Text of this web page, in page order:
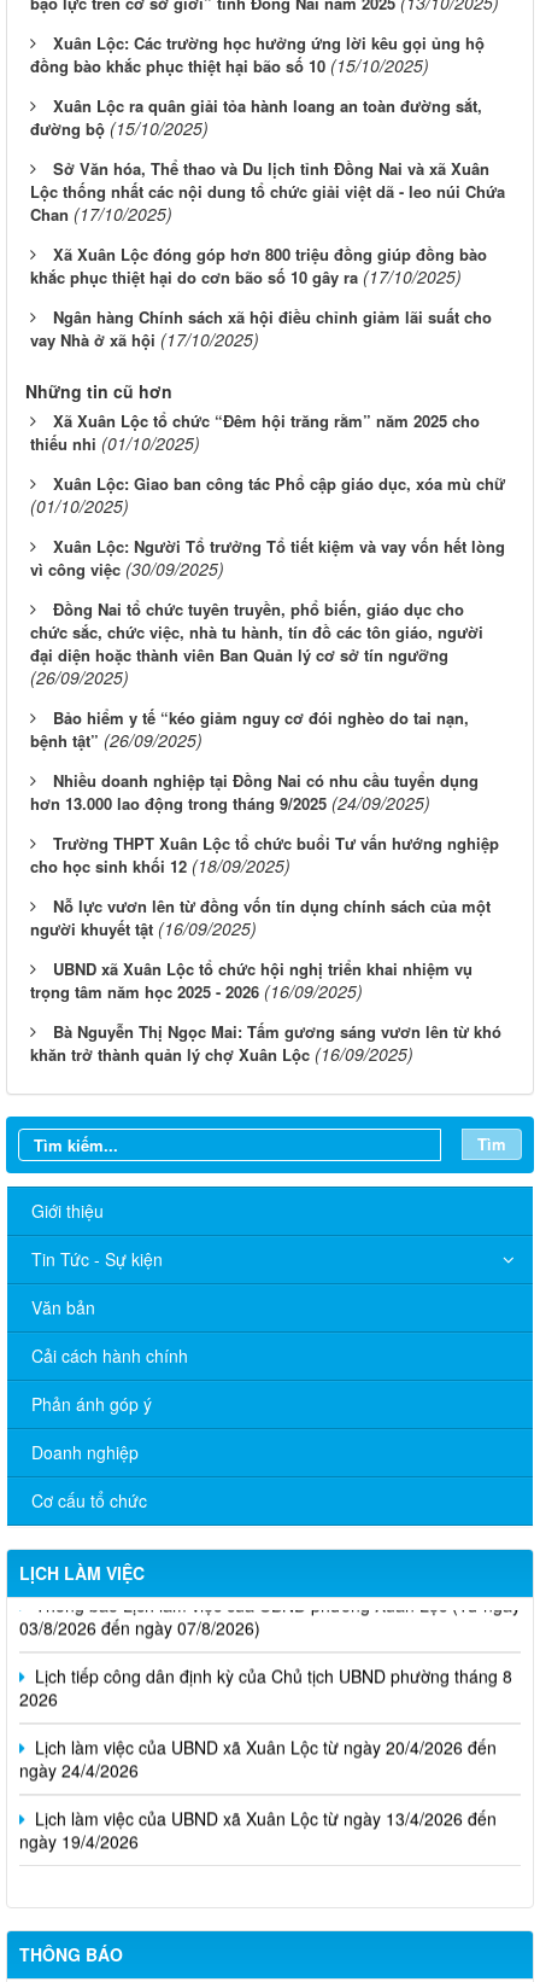
Xuân Lộc: Các trường học hưởng ứng lời kêu gọi ủng hộ
đồng bào khắc phục thiệt hại bão số 10 (15/10/2025)
Xuân Lộc ra quân giải tỏa hành loang an toàn đường sắt,
đường bộ (15/10/2025)
Sở Văn hóa, Thể thao và Du lịch tỉnh Đồng Nai và xã Xuân
Lộc thống nhất các nội dung tổ chức giải việt dã - leo núi Chứa
Chan (17/10/2025)
Xã Xuân Lộc đóng góp hơn 800 triệu đồng giúp đồng bào
khắc phục thiệt hại do cơn bão số 10 gây ra (17/10/2025)
Ngân hàng Chính sách xã hội điều chỉnh giảm lãi suất cho
vay Nhà ở xã hội (17/10/2025)
Những tin cũ hơn
Xã Xuân Lộc tổ chức “Đêm hội trăng rằm” năm 2025 cho
thiếu nhi (01/10/2025)
Xuân Lộc: Giao ban công tác Phổ cập giáo dục, xóa mù chữ
(01/10/2025)
Xuân Lộc: Người Tổ trưởng Tổ tiết kiệm và vay vốn hết lòng
vì công việc (30/09/2025)
Đồng Nai tổ chức tuyên truyền, phổ biến, giáo dục cho
chức sắc, chức việc, nhà tu hành, tín đồ các tôn giáo, người
đại diện hoặc thành viên Ban Quản lý cơ sở tín ngưỡng
(26/09/2025)
Bảo hiểm y tế “kéo giảm nguy cơ đói nghèo do tai nạn,
bệnh tật” (26/09/2025)
Nhiều doanh nghiệp tại Đồng Nai có nhu cầu tuyển dụng
hơn 13.000 lao động trong tháng 9/2025 (24/09/2025)
Trường THPT Xuân Lộc tổ chức buổi Tư vấn hướng nghiệp
cho học sinh khối 12 (18/09/2025)
Nỗ lực vươn lên từ đồng vốn tín dụng chính sách của một
người khuyết tật (16/09/2025)
UBND xã Xuân Lộc tổ chức hội nghị triển khai nhiệm vụ
trọng tâm năm học 2025 - 2026 (16/09/2025)
Bà Nguyễn Thị Ngọc Mai: Tấm gương sáng vươn lên từ khó
khăn trở thành quản lý chợ Xuân Lộc (16/09/2025)
Tìm
Giới thiệu
Tin Tức - Sự kiện
Văn bản
Cải cách hành chính
Phản ánh góp ý
Doanh nghiệp
Cơ cấu tổ chức
LỊCH LÀM VIỆC
Thông báo Lịch làm việc của UBND phường Xuân Lộc (Từ ngày
03/8/2026 đến ngày 07/8/2026)
Lịch tiếp công dân định kỳ của Chủ tịch UBND phường tháng 8
2026
Lịch làm việc của UBND xã Xuân Lộc từ ngày 20/4/2026 đến
ngày 24/4/2026
Lịch làm việc của UBND xã Xuân Lộc từ ngày 13/4/2026 đến
ngày 19/4/2026
THÔNG BÁO
Cuộc thi trực tuyến tìm hiểu pháp luật năm 2026.